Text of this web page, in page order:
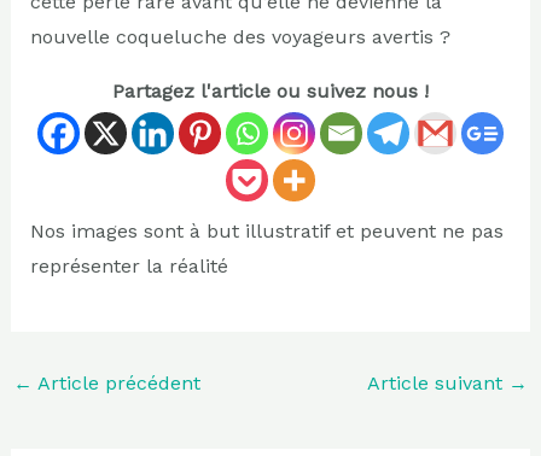
nouvelle coqueluche des voyageurs avertis ?
Partagez l'article ou suivez nous !
Nos images sont à but illustratif et peuvent ne pas
représenter la réalité
← Article précédent Article suivant →